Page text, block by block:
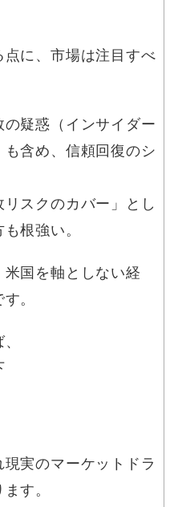
に、市場は注目すべ
の疑惑（インサイダー
含め、信頼回復のシ
スクのカバー」とし
根強い。
国を軸としない経
。
実のマーケットドラ
す。